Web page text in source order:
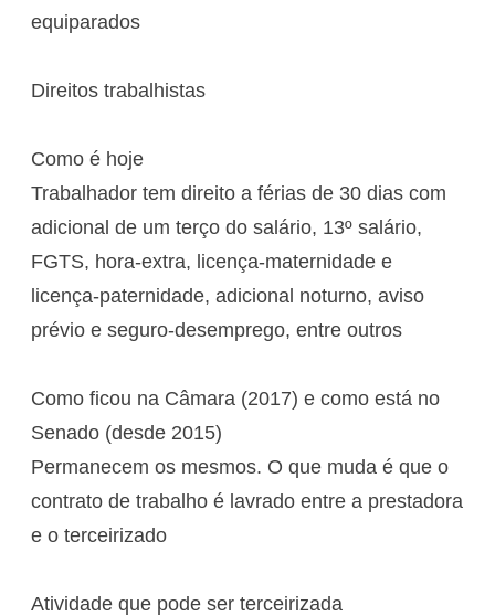
equiparados
Direitos trabalhistas
Como é hoje
Trabalhador tem direito a férias de 30 dias com
adicional de um terço do salário, 13º salário,
FGTS, hora-extra, licença-maternidade e
licença-paternidade, adicional noturno, aviso
prévio e seguro-desemprego, entre outros
Como ficou na Câmara (2017) e como está no
Senado (desde 2015)
Permanecem os mesmos. O que muda é que o
contrato de trabalho é lavrado entre a prestadora
e o terceirizado
Atividade que pode ser terceirizada